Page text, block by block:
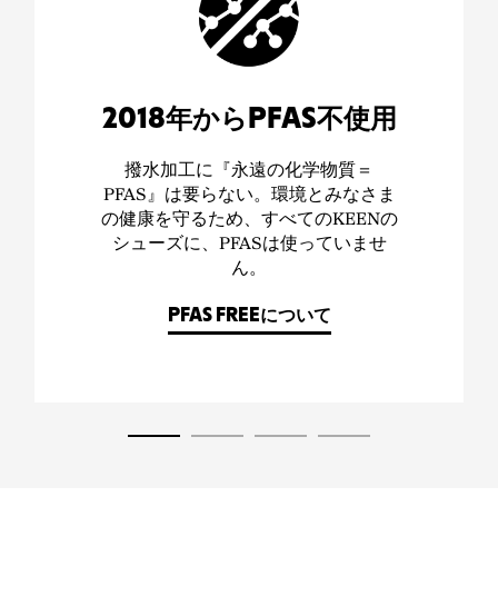
2018年からPFAS不使用
撥水加工に『永遠の化学物質＝
PFAS』は要らない。環境とみなさま
の健康を守るため、すべてのKEENの
シューズに、PFASは使っていませ
ん。
PFAS FREEについて